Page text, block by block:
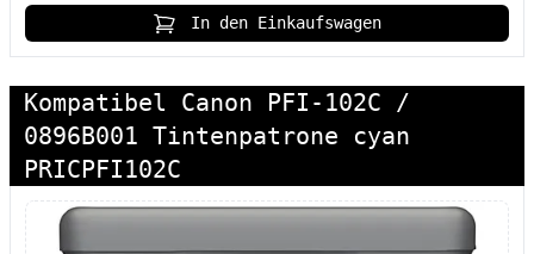
In den Einkaufswagen
Kompatibel Canon PFI-102C /
0896B001 Tintenpatrone cyan
PRICPFI102C